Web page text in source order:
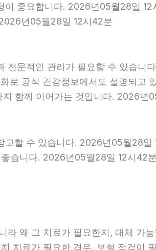
중요합니다. 2026년05월28일
년05월28일 12시42분
문적인 관리가 필요할 수 있습니
로 공식 건강정보에서도 설명되고
함께 이어가는 것입니다. 2026년
고할 수 있습니다. 2026년05월28일
습니다. 2026년05월28일 12시42분
왜 그 치료가 필요한지, 대체 가
치료가 필요한 경우, 보철 점검이